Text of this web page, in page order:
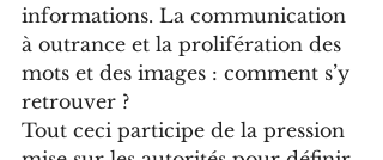
informations. La communication
à outrance et la prolifération des
mots et des images : comment s’y
retrouver ?
Tout ceci participe de la pression